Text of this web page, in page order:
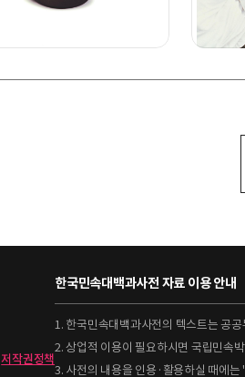
저작권정책
한국민속대백과사전 자료 이용 안내
1. 한국민속대백과사전의 텍스트는 공
2. 상업적 이용이 필요하시면 국립민속
3. 사전의 내용을 인용·활용하실 때에는 '